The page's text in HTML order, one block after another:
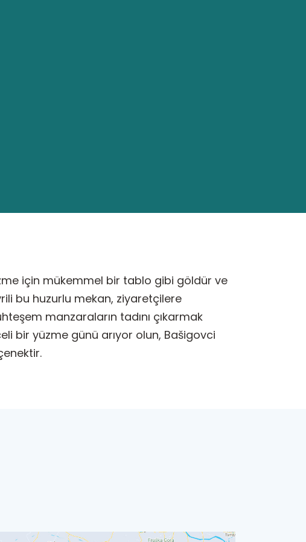
için mükemmel bir tablo gibi göldür ve
bu huzurlu mekan, ziyaretçilere
manzaraların tadını çıkarmak
bir yüzme günü arıyor olun, Bašigovci